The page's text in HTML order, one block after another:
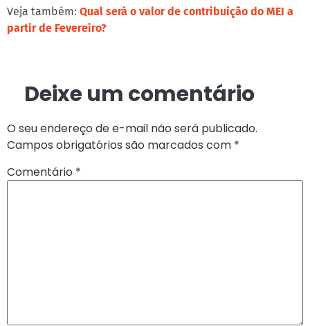
Veja também: Qual será o valor de contribuição do MEI a
partir de Fevereiro?
Deixe um comentário
O seu endereço de e-mail não será publicado.
Campos obrigatórios são marcados com *
Comentário *